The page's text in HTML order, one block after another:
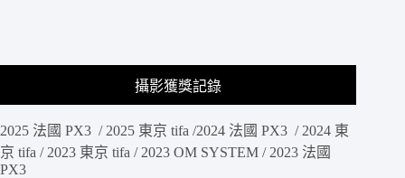
備
防
潑
攝影獲獎記錄
2025 法國 PX3 / 2025 東京 tifa /2024 法國 PX3 / 2024 東
京 tifa / 2023 東京 tifa / 2023 OM SYSTEM / 2023 法國
PX3